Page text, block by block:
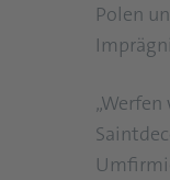
Polen